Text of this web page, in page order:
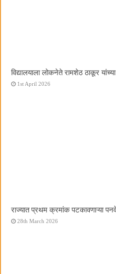
विद्यालयाला लोकनेते रामशेठ ठाकूर
1st April 2026
राज्यात प्रथम क्रमांक पटकावणाऱ्या
28th March 2026